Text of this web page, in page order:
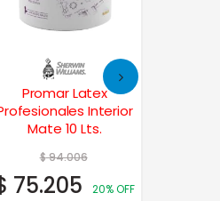
Entonador Universal
Para Pintura 30cc –
Verde Claro
$2.509
$2.007 20% OFF